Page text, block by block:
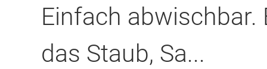
Einfach
das Staub, Sa...